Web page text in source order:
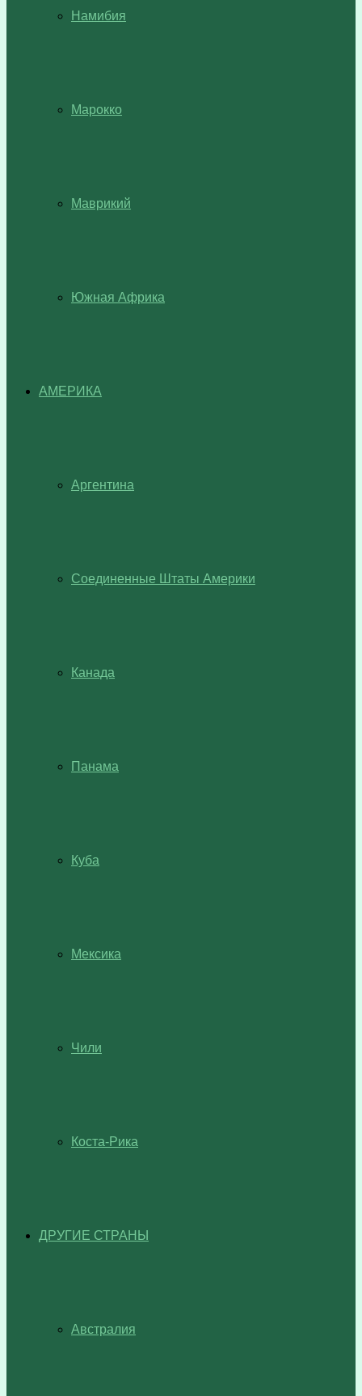
Намибия
Марокко
Маврикий
Южная Африка
АМЕРИКА
Аргентина
Соединенные Штаты Америки
Канада
Панама
Куба
Мексика
Чили
Коста-Рика
ДРУГИЕ СТРАНЫ
Австралия